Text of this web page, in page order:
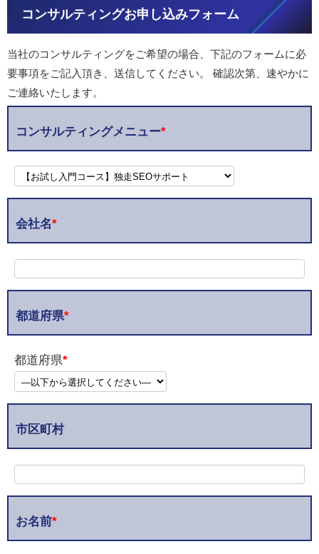
コンサルティングお申し込みフォーム
当社のコンサルティングをご希望の場合、下記のフォームに必
要事項をご記入頂き、送信してください。 確認次第、速やかに
ご連絡いたします。
コンサルティングメニュー*
会社名*
都道府県*
都道府県*
市区町村
お名前*